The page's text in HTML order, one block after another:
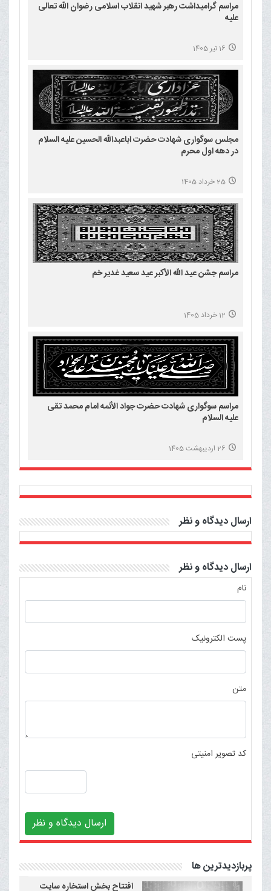
مراسم گرامیداشت رهبر شهید انقلاب اسلامی رضوان الله تعالی
علیه
16 تیر 1405
مجلس سوگواری شهادت حضرت اباعبدالله الحسین علیه السلام
در دهه اول محرم
25 خرداد 1405
مراسم جشن عید الله الأکبر عید سعید غدیر خم
12 خرداد 1405
مراسم سوگواری شهادت حضرت جواد الأئمه امام محمد تقی
علیه السلام
26 اردیبهشت 1405
ارسال دیدگاه و نظر
ارسال دیدگاه و نظر
نام
پست الکترونیک
متن
کد تصویر امنیتی
ارسال دیدگاه و نظر
پربازدیدترین ها
افتتاح بخش استخاره سایت